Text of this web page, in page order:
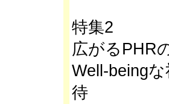
特集2
広がるPHR
Well-being
待